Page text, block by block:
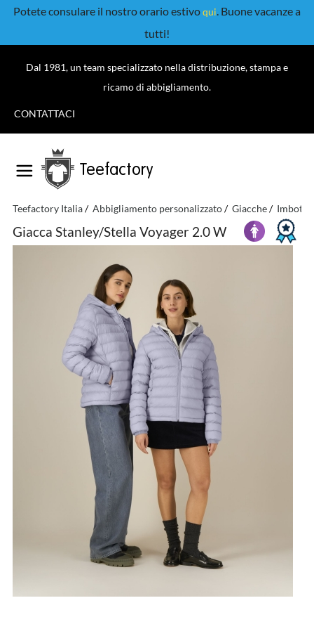
Potete consulare il nostro orario estivoqui. Buone vacanze a
tutti!
Dal 1981, un team specializzato nella distribuzione, stampa e
ricamo di abbigliamento.
CONTATTACI
Teefactory
Teefactory Italia Abbigliamento personalizzato Giacche
Giacca Stanley/Stella Voyager 2.0 W